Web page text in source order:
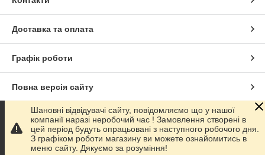
Доставка та оплата
Графік роботи
Повна версія сайту
Сайт створено на маркетплейсіProm.ua
Політика конфіденційності
Шановні відвідувачі сайту, повідомляємо що у нашої
компанії наразі неробочий час ! Замовлення створені в
цей період будуть опрацьовані з наступного робочого дня.
З графіком роботи магазину ви можете ознайомитись в
меню сайту. Дякуємо за розуміння!